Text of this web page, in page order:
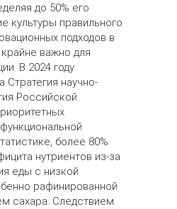
до 50% его
культуры правильного
подходов в
важно для
В 2024 году
научно-
Российской
более 80%
нутриентов из-за
еды с низкой
рафинированной
сахара. Следствием